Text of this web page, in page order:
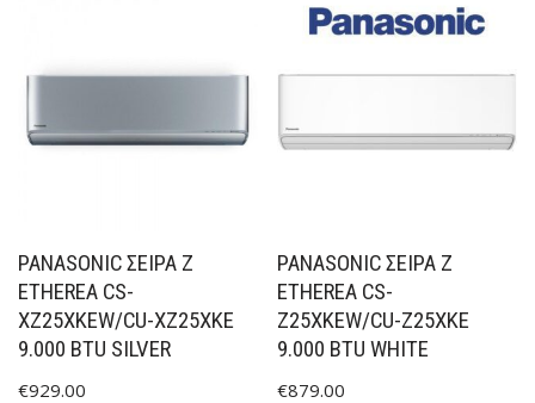
PANASONIC ΣΕΙΡΑ Z
ETHEREA CS-
XZ25XKEW/CU-XZ25XKE
9.000 BTU SILVER
€929.00
PANASONIC ΣΕΙΡΑ Z
ETHEREA CS-
Z25XKEW/CU-Z25XKE
9.000 BTU WHITE
€879.00